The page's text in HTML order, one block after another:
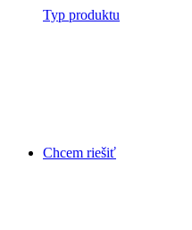
Typ produktu
Chcem riešiť